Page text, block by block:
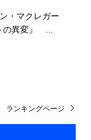
・マクレガー
の異変』 ...
ランキングページ